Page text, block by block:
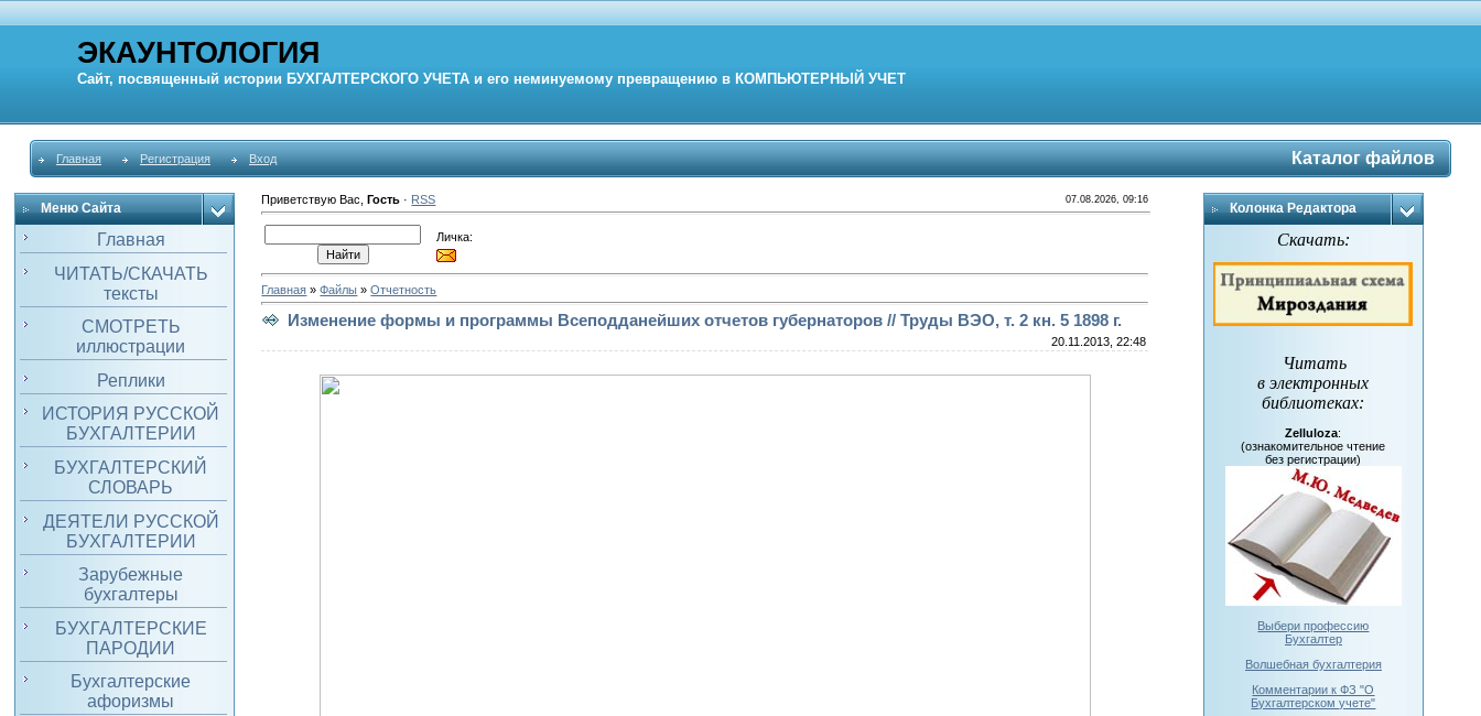
ЭКАУНТОЛОГИЯ
Сайт, посвященный истории БУХГАЛТЕРСКОГО УЧЕТА и его неминуемому превращению в КОМПЬЮТЕРНЫЙ УЧЕТ
Главная Регистрация Вход Каталог файлов
Меню Сайта
Главная
ЧИТАТЬ/СКАЧАТЬ
тексты
СМОТРЕТЬ
иллюстрации
Реплики
ИСТОРИЯ РУССКОЙ
БУХГАЛТЕРИИ
БУХГАЛТЕРСКИЙ
СЛОВАРЬ
ДЕЯТЕЛИ РУССКОЙ
БУХГАЛТЕРИИ
Зарубежные
бухгалтеры
БУХГАЛТЕРСКИЕ
ПАРОДИИ
Бухгалтерские
афоризмы
Приветствую Вас ,Гость · RSS 07.08.2026, 09:16
Личка:
Главная »Файлы »Отчетность
Изменение формы и программы Всеподданейших отчетов губернаторов // Труды ВЭО, т. 2 кн. 5 1898 г.
20.11.2013, 22:48
Колонка Редактора
Скачать:
Читать
в электронных
библиотеках:
Zelluloza:
(ознакомительное чтение
без регистрации)
Выбери профессию
Бухгалтер
Волшебная бухгалтерия
Комментарии к ФЗ "О
Бухгалтерском учете"